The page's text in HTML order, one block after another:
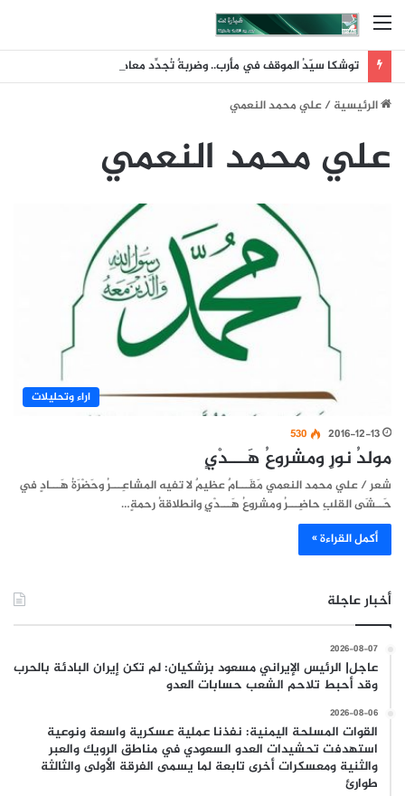
القائمة
توشكا سيّدُ الموقف في مأرب.. وضربةٌ تُجدِّد معادلةَ الردع
الرئيسية/علي محمد النعمي
علي محمد النعمي
اراء وتحليلات
2016-12-13
530
مولدُ نورٍ ومشروعُ هَـــدْيٍ
شعر / علي محمد النعمي مَقَـــامٌ عظيمٌ لا تفيه المشاعِـــرُ وحَضْرَةُ هَـــادٍ في
حَــشَى القلبِ حاضِـــرُ ومشروعُ هَـــدْيٍ وانطلاقةُ رحمةٍ…
أكمل القراءة »
أخبار عاجلة
2026-08-07
عاجل| الرئيس الإيراني مسعود بزشكيان: لم تكن إيران البادئة بالحرب
وقد أحبط تلاحم الشعب حسابات العدو
2026-08-06
القوات المسلحة اليمنية: نفذنا عملية عسكرية واسعة ونوعية
استهدفت تحشيدات العدو السعودي في مناطق الرويك والعبر
والثنية ومعسكرات أخرى تابعة لما يسمى الفرقة الأولى والثالثة
طوارئ